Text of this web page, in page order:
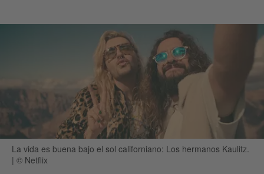
La vida es buena bajo el sol californiano: Los hermanos Kaulitz.
| © Netflix